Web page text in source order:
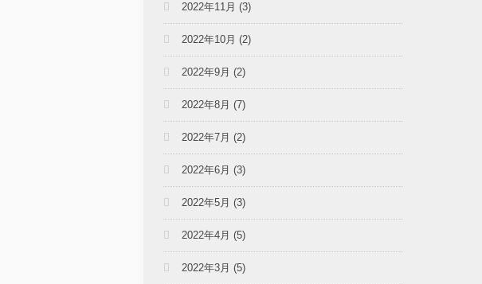
2022年11月 (3)
2022年10月 (2)
2022年9月 (2)
2022年8月 (7)
2022年7月 (2)
2022年6月 (3)
2022年5月 (3)
2022年4月 (5)
2022年3月 (5)